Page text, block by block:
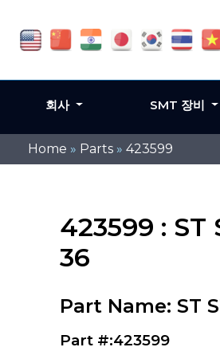
Home » Parts » 423599
423599 :
36
Part Name: ST
Part #:423599
회사 SMT 장비